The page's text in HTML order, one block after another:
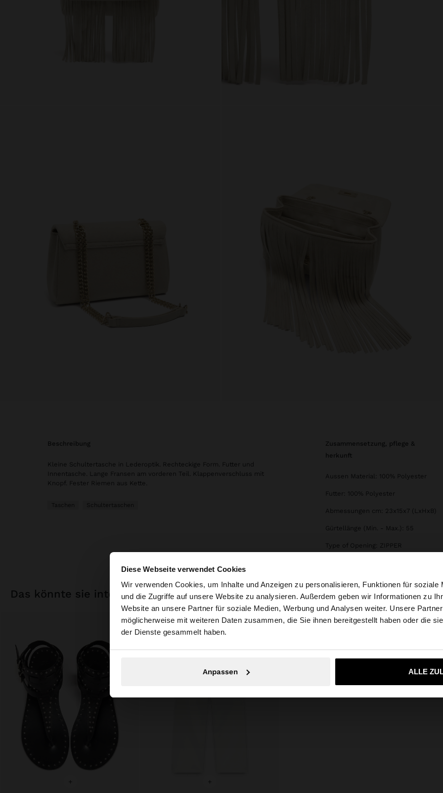
Diese Webseite verwendet Cookies
Wir verwenden Cookies, um Inhalte und Anzeigen zu personalisieren, Funktionen für soziale
und die Zugriffe auf unsere Website zu analysieren. Außerdem geben wir Informationen zu
Website an unsere Partner für soziale Medien, Werbung und Analysen weiter. Unsere
möglicherweise mit weiteren Daten zusammen, die Sie ihnen bereitgestellt haben oder die
der Dienste gesammelt haben.
Anpassen ALLE
hallo
Sie greifen von Deutschland auf die Website zu. Möchten Sie unsere United
durchsuchen?
Nein, bleiben Sie bei Deutschland Ja, bringen Sie
beschreibung
Kleine Schultertasche in Lederoptik. Rechteckige Form. Futter und
Innentasche. Lange Fransen am vorderen Teil. Klappenverschluss mit
Knopf. Fester Riemen aus Kette.
Taschen Schultertaschen
zusammensetzung, pflege &
herkunft
Aussen Material: 100% Polyester
Futter: 100% Polyester
Abmessungen cm: 23x15x7 (LxHxB)
Gürtellänge (Min. - Max.): 55
Type of Opening: ZIPPER
das könnte sie interessieren
+ +